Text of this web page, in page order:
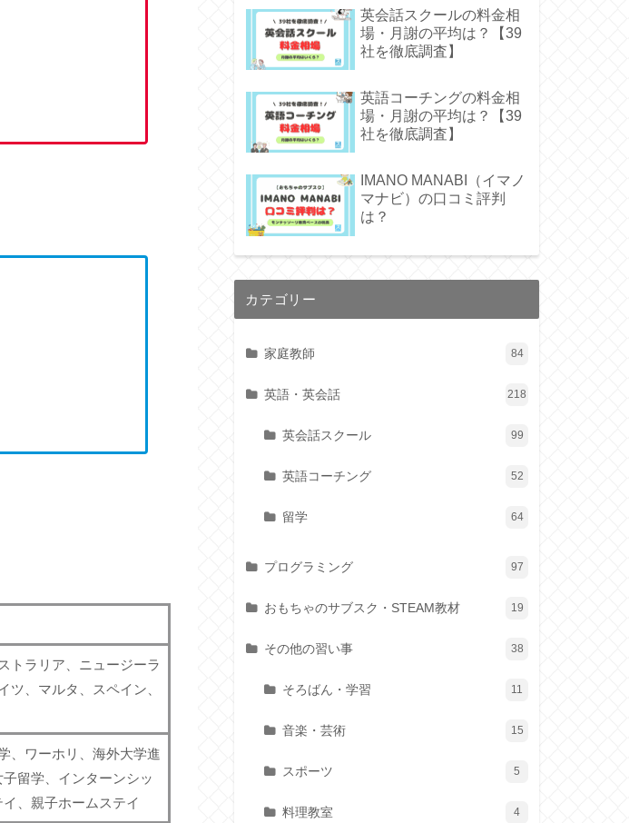
トラリア、ニュージーラ
ツ、マルタ、スペイン、
、ワーホリ、海外大学進
留学、インターンシッ
、親子ホームステイ
英会話スクールの料金相
場・月謝の平均は？【39
社を徹底調査】
英語コーチングの料金相
場・月謝の平均は？【39
社を徹底調査】
IMANO MANABI（イマノ
マナビ）の口コミ評判
は？
カテゴリー
家庭教師 84
英語・英会話 218
英会話スクール 99
英語コーチング 52
留学 64
プログラミング 97
おもちゃのサブスク・STEAM教材 19
その他の習い事 38
そろばん・学習 11
音楽・芸術 15
スポーツ 5
料理教室 4